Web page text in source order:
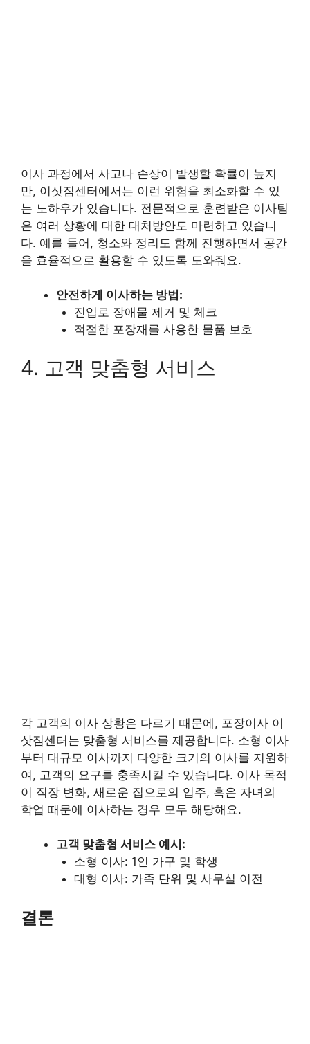
이사 과정에서 사고나 손상이 발생할 확률이 높지
만, 이삿짐센터에서는 이런 위험을 최소화할 수 있
는 노하우가 있습니다. 전문적으로 훈련받은 이사팀
은 여러 상황에 대한 대처방안도 마련하고 있습니
다. 예를 들어, 청소와 정리도 함께 진행하면서 공간
을 효율적으로 활용할 수 있도록 도와줘요.
안전하게 이사하는 방법:
진입로 장애물 제거 및 체크
적절한 포장재를 사용한 물품 보호
4. 고객 맞춤형 서비스
각 고객의 이사 상황은 다르기 때문에, 포장이사 이
삿짐센터는 맞춤형 서비스를 제공합니다. 소형 이사
부터 대규모 이사까지 다양한 크기의 이사를 지원하
여, 고객의 요구를 충족시킬 수 있습니다. 이사 목적
이 직장 변화, 새로운 집으로의 입주, 혹은 자녀의
학업 때문에 이사하는 경우 모두 해당해요.
고객 맞춤형 서비스 예시:
소형 이사: 1인 가구 및 학생
대형 이사: 가족 단위 및 사무실 이전
결론